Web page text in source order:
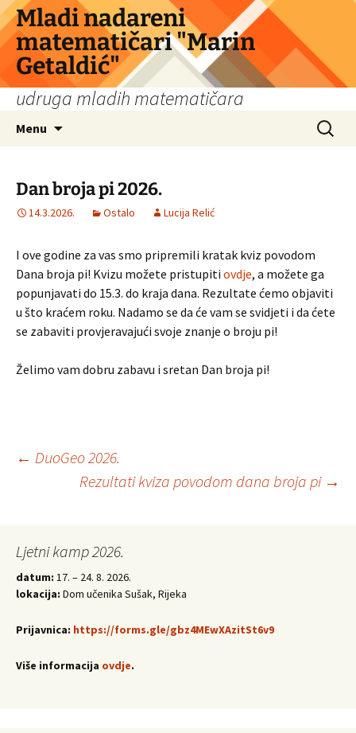
Skip
to
content
Mladi nadareni
matematičari "Marin
Getaldić"
udruga mladih matematičara
Menu
Search
for:
Dan broja pi 2026.
14.3.2026. Ostalo Lucija Relić
I ove godine za vas smo pripremili kratak kviz povodom
Dana broja pi! Kvizu možete pristupiti ovdje, a možete ga
popunjavati do 15.3. do kraja dana. Rezultate ćemo objaviti
u što kraćem roku. Nadamo se da će vam se svidjeti i da ćete
se zabaviti provjeravajući svoje znanje o broju pi!
Želimo vam dobru zabavu i sretan Dan broja pi!
Post
← DuoGeo 2026.
Rezultati kviza povodom dana broja pi →
Ljetni kamp 2026.
datum: 17. – 24. 8. 2026.
lokacija: Dom učenika Sušak, Rijeka
Prijavnica: https://forms.gle/gbz4MEwXAzitSt6v9
Više informacija ovdje.